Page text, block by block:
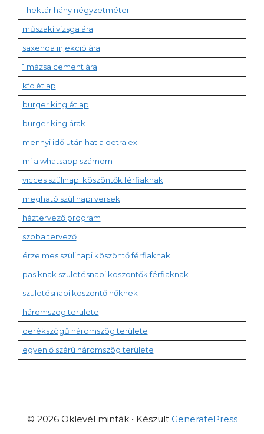
1 hektár hány négyzetméter
műszaki vizsga ára
saxenda injekció ára
1 mázsa cement ára
kfc étlap
burger king étlap
burger king árak
mennyi idő után hat a detralex
mi a whatsapp számom
vicces szülinapi köszöntők férfiaknak
megható szülinapi versek
háztervező program
szoba tervező
érzelmes szülinapi köszöntő férfiaknak
pasiknak születésnapi köszöntők férfiaknak
születésnapi köszöntő nőknek
háromszög területe
derékszögű háromszög területe
egyenlő szárú háromszög területe
© 2026 Oklevél minták• Készült GeneratePress